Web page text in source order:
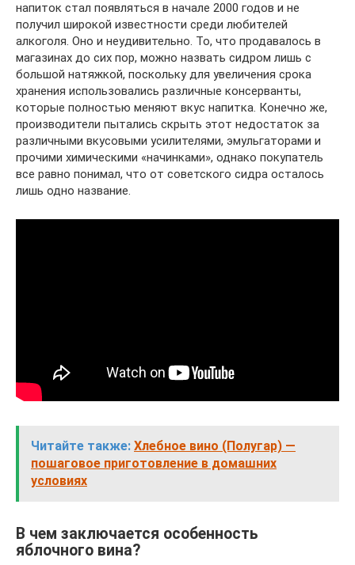
напиток стал появляться в начале 2000 годов и не
получил широкой известности среди любителей
алкоголя. Оно и неудивительно. То, что продавалось в
магазинах до сих пор, можно назвать сидром лишь с
большой натяжкой, поскольку для увеличения срока
хранения использовались различные консерванты,
которые полностью меняют вкус напитка. Конечно же,
производители пытались скрыть этот недостаток за
различными вкусовыми усилителями, эмульгаторами и
прочими химическими «начинками», однако покупатель
все равно понимал, что от советского сидра осталось
лишь одно название.
Читайте также: Хлебное вино (Полугар) —
пошаговое приготовление в домашних
условиях
В чем заключается особенность
яблочного вина?